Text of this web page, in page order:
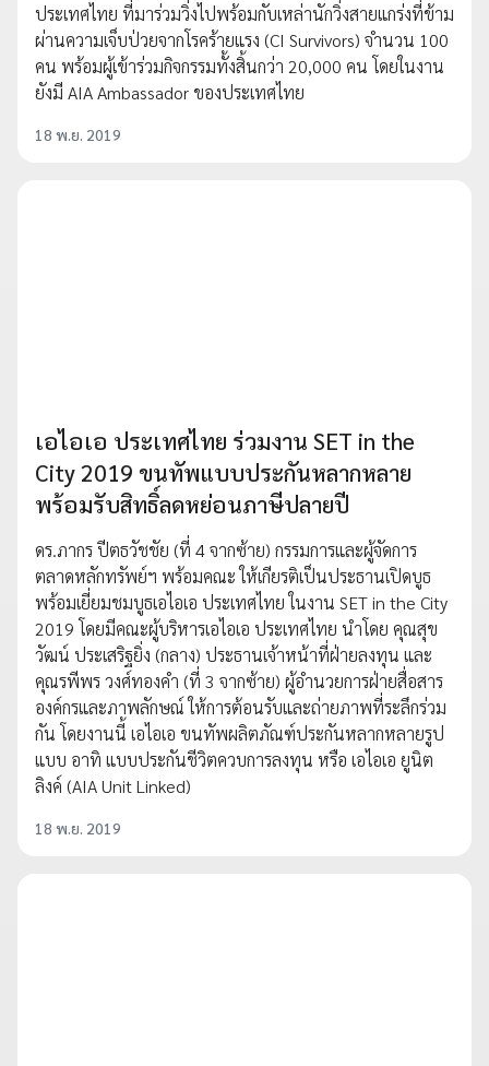
ประเทศไทย ที่มาร่วมวิ่งไปพร้อมกับเหล่านักวิ่งสายแกร่งที่ข้าม
ผ่านความเจ็บป่วยจากโรคร้ายแรง (CI Survivors) จำนวน 100
คน พร้อมผู้เข้าร่วมกิจกรรมทั้งสิ้นกว่า 20,000 คน โดยในงาน
ยังมี AIA Ambassador ของประเทศไทย
18 พ.ย. 2019
เอไอเอ ประเทศไทย ร่วมงาน SET in the
City 2019 ขนทัพแบบประกันหลากหลาย
พร้อมรับสิทธิ์ลดหย่อนภาษีปลายปี
ดร.ภากร ปีตธวัชชัย (ที่ 4 จากซ้าย) กรรมการและผู้จัดการ
ตลาดหลักทรัพย์ฯ พร้อมคณะ ให้เกียรติเป็นประธานเปิดบูธ
พร้อมเยี่ยมชมบูธเอไอเอ ประเทศไทย ในงาน SET in the City
2019 โดยมีคณะผู้บริหารเอไอเอ ประเทศไทย นำโดย คุณสุข
วัฒน์ ประเสริฐยิ่ง (กลาง) ประธานเจ้าหน้าที่ฝ่ายลงทุน และ
คุณรพีพร วงศ์ทองคำ (ที่ 3 จากซ้าย) ผู้อำนวยการฝ่ายสื่อสาร
องค์กรและภาพลักษณ์ ให้การต้อนรับและถ่ายภาพที่ระลึกร่วม
กัน โดยงานนี้ เอไอเอ ขนทัพผลิตภัณฑ์ประกันหลากหลายรูป
แบบ อาทิ แบบประกันชีวิตควบการลงทุน หรือ เอไอเอ ยูนิต
ลิงค์ (AIA Unit Linked)
18 พ.ย. 2019